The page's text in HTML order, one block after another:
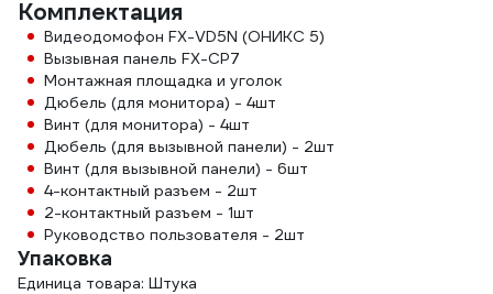
Комплектация
Видеодомофон FX-VD5N (ОНИКС 5)
Вызывная панель FX-CP7
Монтажная площадка и уголок
Дюбель (для монитора) - 4шт
Винт (для монитора) - 4шт
Дюбель (для вызывной панели) - 2шт
Винт (для вызывной панели) - 6шт
4-контактный разъем - 2шт
2-контактный разъем - 1шт
Руководство пользователя - 2шт
Упаковка
Единица товара: Штука